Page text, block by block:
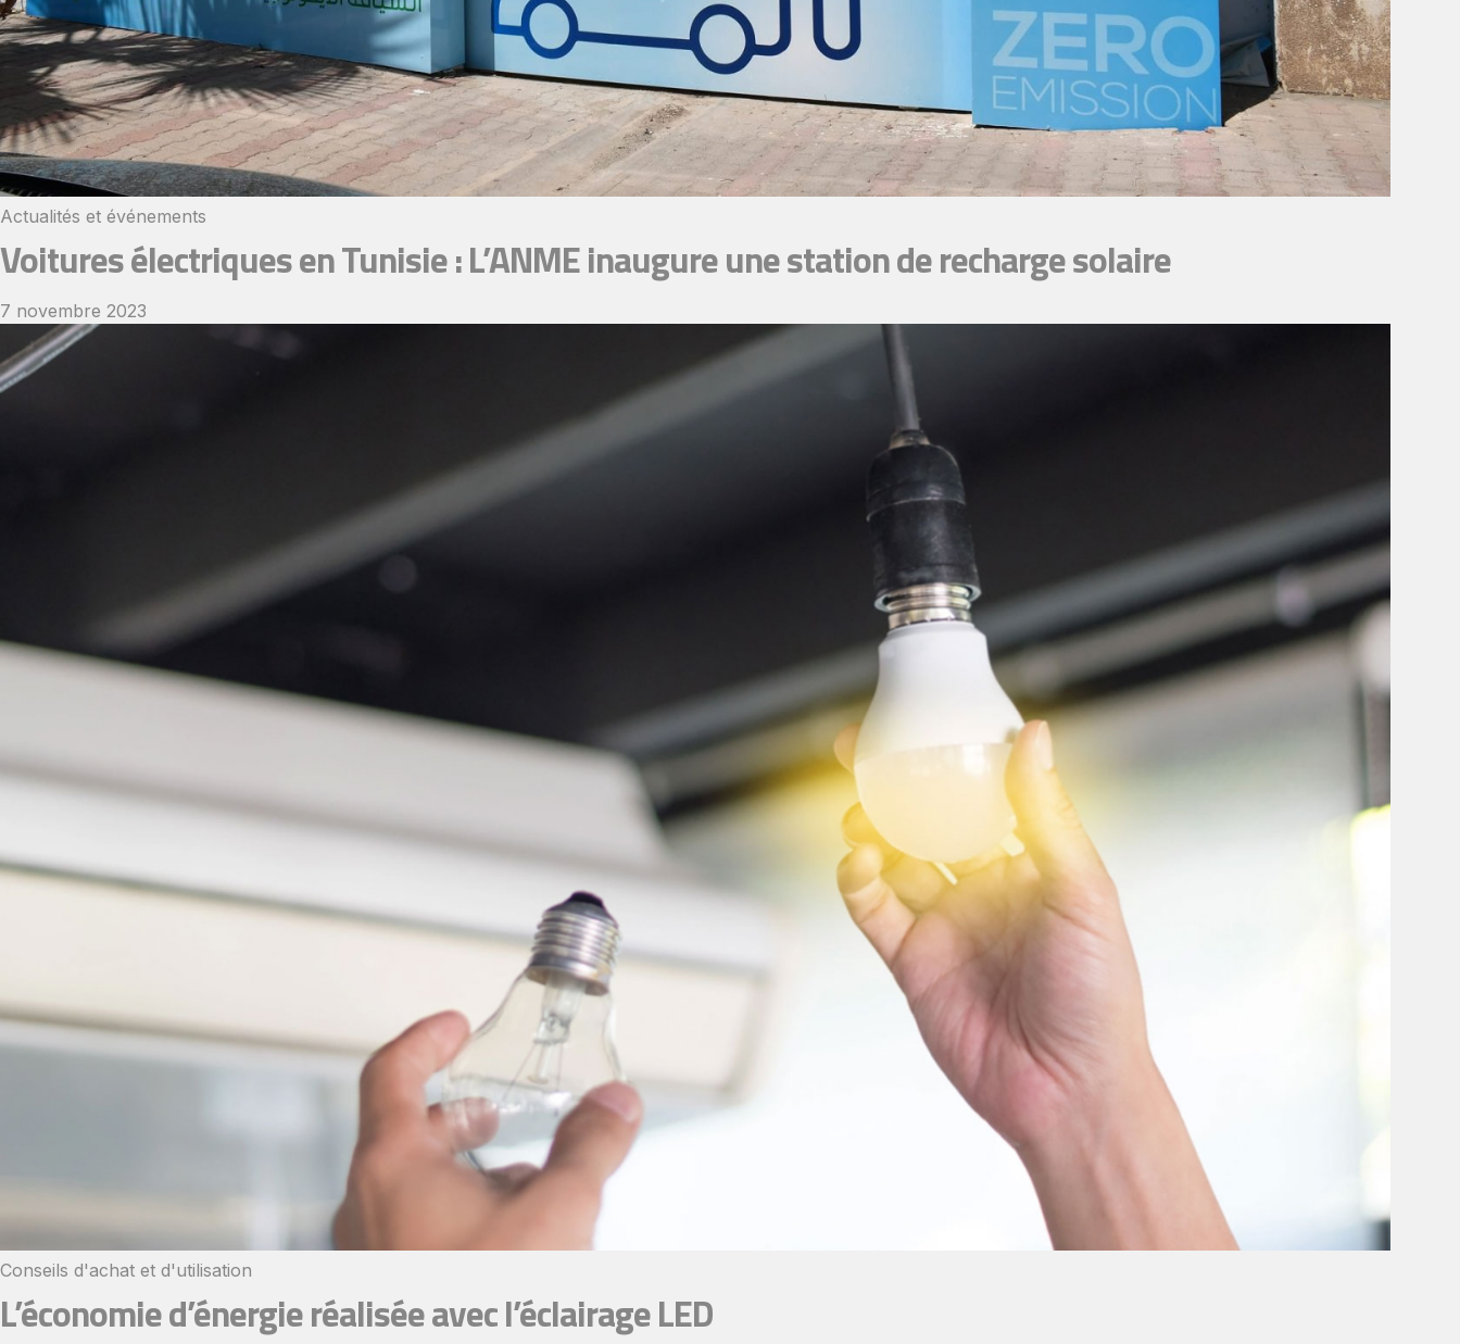
Actualités et événements
Voitures électriques en Tunisie : L’ANME inaugure une station de recharge solaire
7 novembre 2023
Conseils d'achat et d'utilisation​
L’économie d’énergie réalisée avec l’éclairage LED